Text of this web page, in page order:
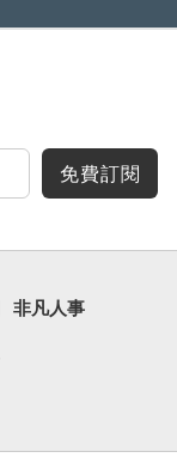
免費訂閱
非凡人事